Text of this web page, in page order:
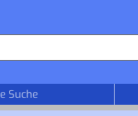
Suche